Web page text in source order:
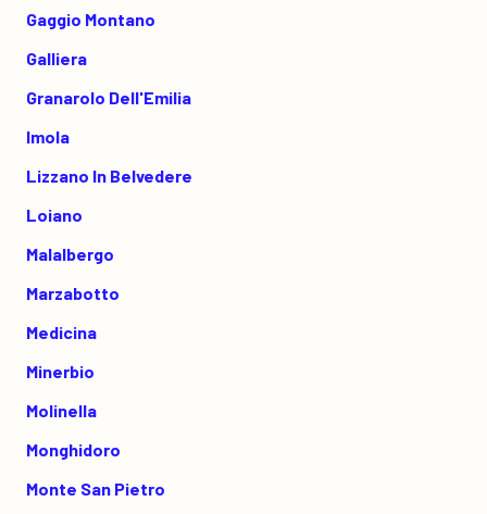
Gaggio Montano
Galliera
Granarolo Dell'Emilia
Imola
Lizzano In Belvedere
Loiano
Malalbergo
Marzabotto
Medicina
Minerbio
Molinella
Monghidoro
Monte San Pietro